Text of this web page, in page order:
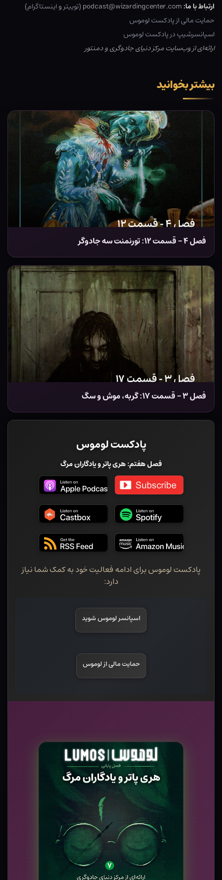
ارتباط با ما: podcast@wizardingcenter.com ( توییترواینستاگرام)
حمایت مالی از پادکست لوموس
اسپانسرشیپ در پادکست لوموس
ارائه‌ای از وب‌سایت مرکز دنیای جادوگری و دمنتور
بیشتر بخوانید
فصل ۴ – قسمت ۱۲: تورنمنت سه جادوگر
فصل ۳ – قسمت ۱۷: گربه، موش و سگ
پادکست لوموس
فصل هفتم: هری پاتر و یادگاران مرگ
پادکست لوموس برای ادامه فعالیت خود به کمک شما نیاز
دارد:
اسپانسر لوموس شوید
حمایت مالی از لوموس